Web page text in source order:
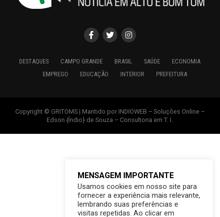
DESTAQUES CAMPO GRANDE BRASIL SAÚDE
ECONOMIA
EMPREGO
EDUCAÇÃO INTERIOR PREFEITURA
Copyright © GRITOMS | Mantido por INDIOWEB – Soluções Online –
Edson {Índio} de Souza – Consultoria em T. I.
MENSAGEM IMPORTANTE
Usamos cookies em nosso site para
fornecer a experiência mais relevante,
lembrando suas preferências e
visitas repetidas. Ao clicar em